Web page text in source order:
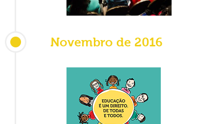
Novembro de 2016